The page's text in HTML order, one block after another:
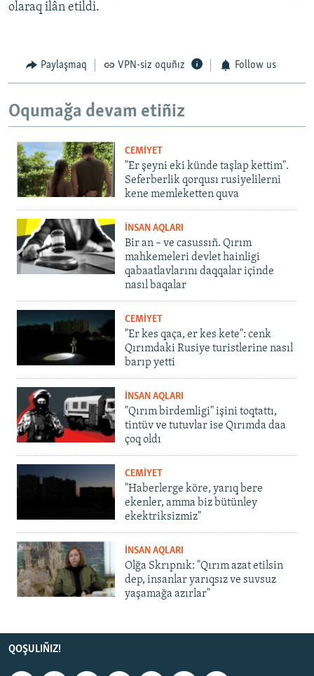
olaraq ilân etildi.
Paylaşmaq VPN-siz oquñız Follow us
Oqumağa devam etiñiz
CEMİYET
"Er şeyni eki künde taşlap kettim".
Seferberlik qorqusı rusiyelilerni
kene memleketten quva
İNSAN AQLARI
Bir an – ve casussıñ. Qırım
mahkemeleri devlet hainligi
qabaatlavlarını daqqalar içinde
nasıl baqalar
CEMİYET
"Er kes qaça, er kes kete": cenk
Qırımdaki Rusiye turistlerine nasıl
barıp yetti
İNSAN AQLARI
"Qırım birdemligi" işini toqtattı,
tintüv ve tutuvlar ise Qırımda daa
çoq oldı
CEMİYET
"Haberlerge köre, yarıq bere
ekenler, amma biz bütünley
ekektriksizmiz"
İNSAN AQLARI
Olğa Skrıpnık: "Qırım azat etilsin
dep, insanlar yarıqsız ve suvsuz
yaşamağa azırlar"
QOŞULIÑIZ!